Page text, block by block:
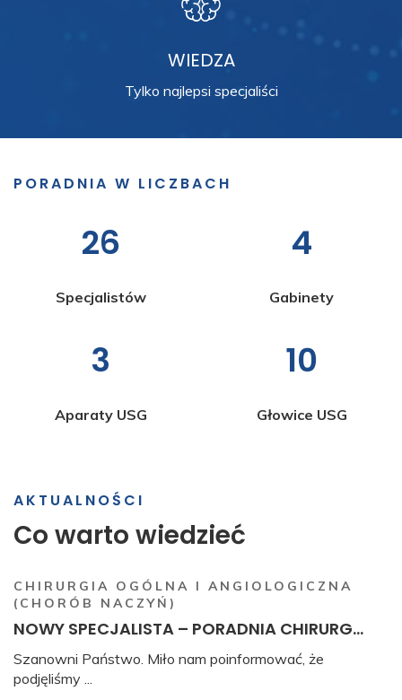
WIEDZA
Tylko najlepsi specjaliści
PORADNIA W LICZBACH
26
Specjalistów
4
Gabinety
3
Aparaty USG
10
Głowice USG
AKTUALNOŚCI
Co warto wiedzieć
CHIRURGIA OGÓLNA I ANGIOLOGICZNA
(CHORÓB NACZYŃ)
NOWY SPECJALISTA – PORADNIA CHIRURG...
Szanowni Państwo. Miło nam poinformować, że
podjęliśmy ...